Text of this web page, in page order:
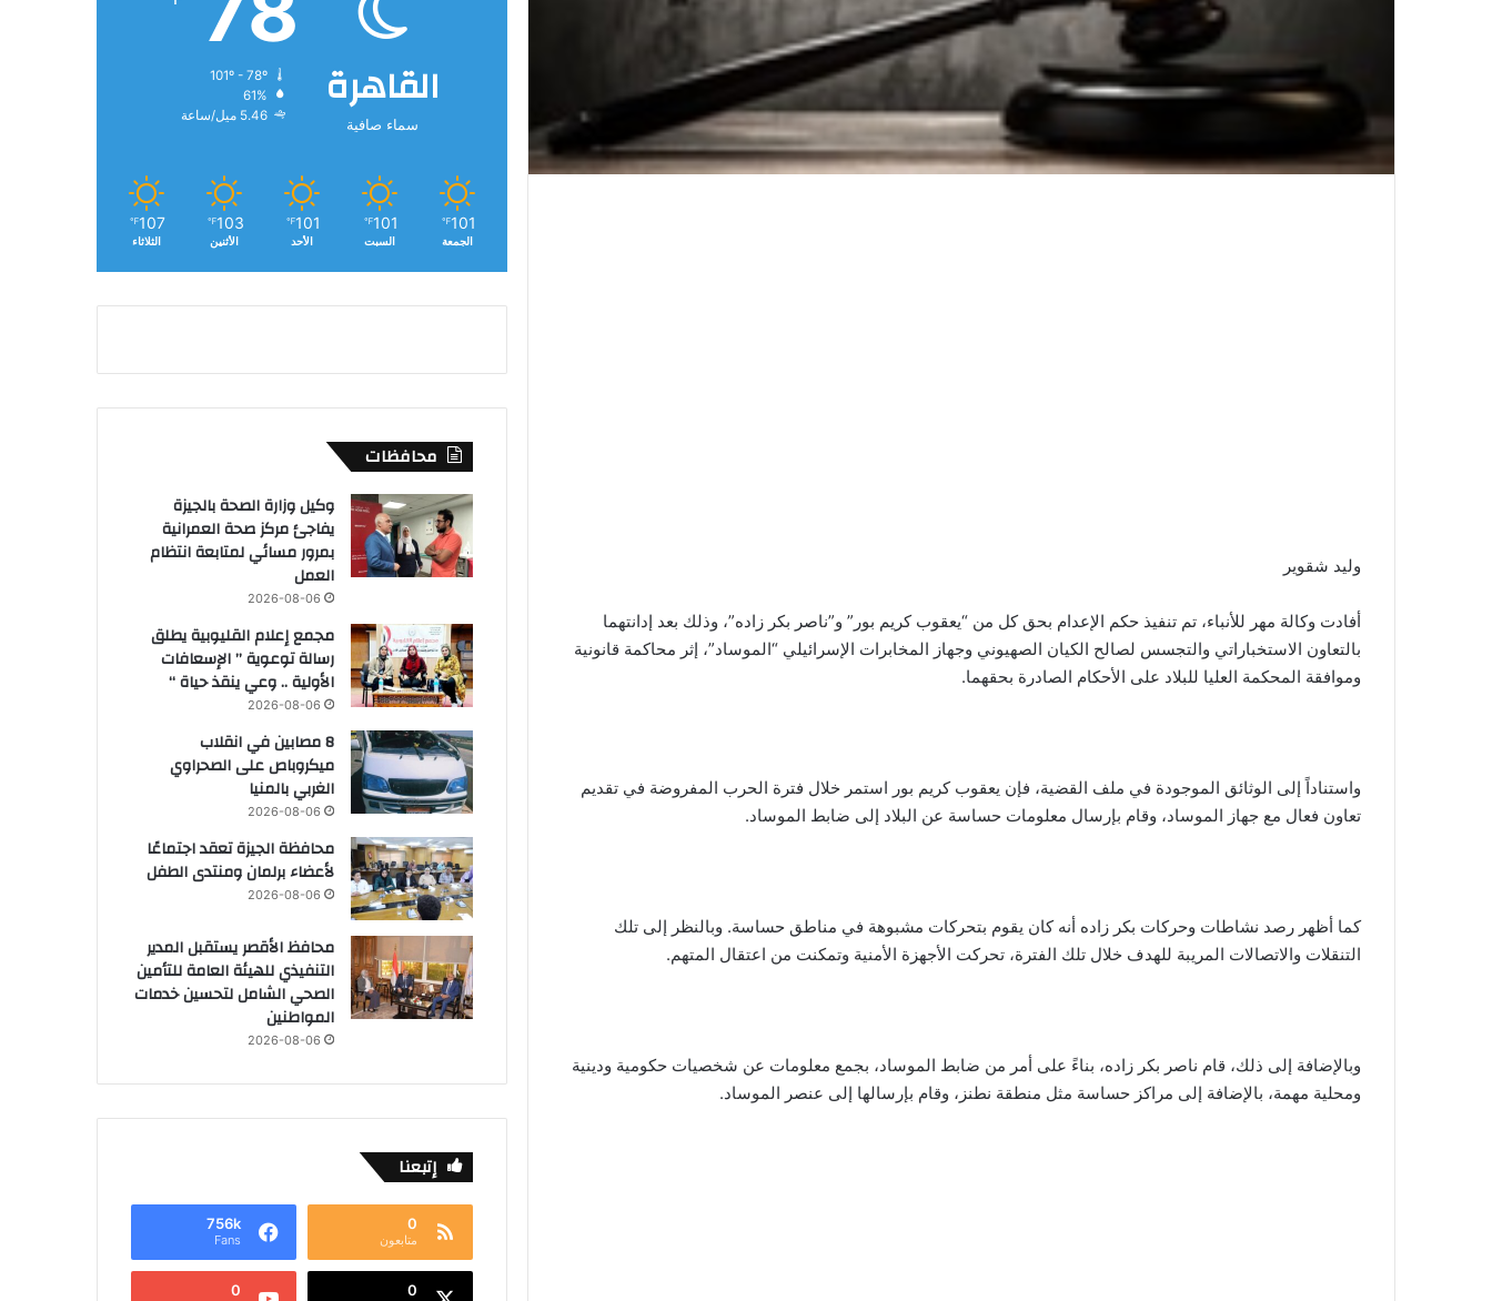
وليد شقوير
أفادت وكالة مهر للأنباء، تم تنفيذ حكم الإعدام بحق كل من “يعقوب كريم بور” و”ناصر بكر زاده”، وذلك بعد إدانتهما
بالتعاون الاستخباراتي والتجسس لصالح الكيان الصهيوني وجهاز المخابرات الإسرائيلي “الموساد”، إثر محاكمة قانونية
وموافقة المحكمة العليا للبلاد على الأحكام الصادرة بحقهما.
واستناداً إلى الوثائق الموجودة في ملف القضية، فإن يعقوب كريم بور استمر خلال فترة الحرب المفروضة في تقديم
تعاون فعال مع جهاز الموساد، وقام بإرسال معلومات حساسة عن البلاد إلى ضابط الموساد.
كما أظهر رصد نشاطات وحركات بكر زاده أنه كان يقوم بتحركات مشبوهة في مناطق حساسة. وبالنظر إلى تلك
التنقلات والاتصالات المريبة للهدف خلال تلك الفترة، تحركت الأجهزة الأمنية وتمكنت من اعتقال المتهم.
وبالإضافة إلى ذلك، قام ناصر بكر زاده، بناءً على أمر من ضابط الموساد، بجمع معلومات عن شخصيات حكومية ودينية
ومحلية مهمة، بالإضافة إلى مراكز حساسة مثل منطقة نطنز، وقام بإرسالها إلى عنصر الموساد.
القاهرة
سماء صافية
61%
5.46 ميل/ساعة
101
℉
الجمعة
101
℉
السبت
101
℉
الأحد
103
℉
الأثنين
107
℉
الثلاثاء
محافظات
وكيل وزارة الصحة بالجيزة
يفاجئ مركز صحة العمرانية
بمرور مسائي لمتابعة انتظام
العمل
2026-08-06
مجمع إعلام القليوبية يطلق
رسالة توعوية ” الإسعافات
الأولية .. وعي ينقذ حياة “
2026-08-06
8 مصابين في انقلاب
ميكروباص على الصحراوي
الغربي بالمنيا
2026-08-06
محافظة الجيزة تعقد اجتماعًا
لأعضاء برلمان ومنتدى الطفل
2026-08-06
محافظ الأقصر يستقبل المدير
التنفيذي للهيئة العامة للتأمين
الصحي الشامل لتحسين خدمات
المواطنين
2026-08-06
إتبعنا
0
متابعون
756k
Fans
0
0